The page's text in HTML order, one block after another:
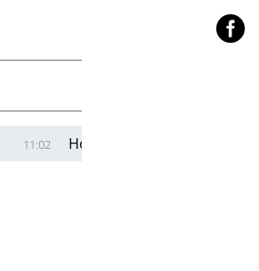
Нови сериозни обвинения срещу